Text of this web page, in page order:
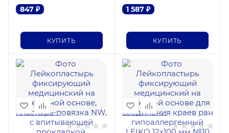
847 ₽
КУПИТЬ
1 587₽
КУПИТЬ